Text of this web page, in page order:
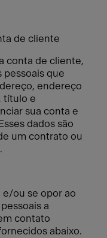
de cliente
conta de cliente,
pessoais que
endereço
título e
sua conta e
dados são
um contrato ou
e/ou se opor ao
a
contato
abaixo.